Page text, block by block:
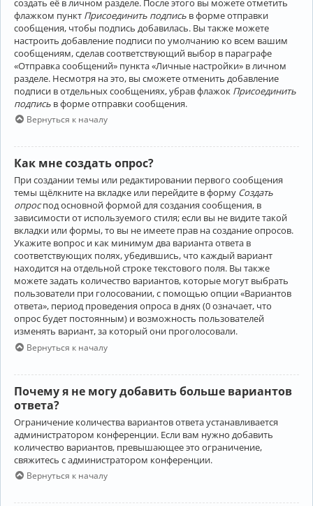
флажком пункт Присоединить подпись в форме отправки
сообщения, чтобы подпись добавилась. Вы также можете
настроить добавление подписи по умолчанию ко всем вашим
сообщениям, сделав соответствующий выбор в параграфе
«Отправка сообщений» пункта «Личные настройки» в личном
разделе. Несмотря на это, вы сможете отменить добавление
подписи в отдельных сообщениях, убрав флажок Присоединить
подпись в форме отправки сообщения.
Вернуться к началу
Как мне создать опрос?
При создании темы или редактировании первого сообщения
темы щёлкните на вкладке или перейдите в форму Создать
опроспод основной формой для создания сообщения, в
зависимости от используемого стиля; если вы не видите такой
вкладки или формы, то вы не имеете прав на создание опросов.
Укажите вопрос и как минимум два варианта ответа в
соответствующих полях, убедившись, что каждый вариант
находится на отдельной строке текстового поля. Вы также
можете задать количество вариантов, которые могут выбрать
пользователи при голосовании, с помощью опции «Вариантов
ответа», период проведения опроса в днях (0 означает, что
опрос будет постоянным) и возможность пользователей
изменять вариант, за который они проголосовали.
Вернуться к началу
Почему я не могу добавить больше вариантов
ответа?
Ограничение количества вариантов ответа устанавливается
администратором конференции. Если вам нужно добавить
количество вариантов, превышающее это ограничение,
свяжитесь с администратором конференции.
Вернуться к началу